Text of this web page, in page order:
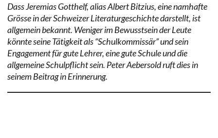
Dass Jeremias Gotthelf, alias Albert Bitzius, eine namhafte
Grösse in der Schweizer Literaturgeschichte darstellt, ist
allgemein bekannt. Weniger im Bewusstsein der Leute
könnte seine Tätigkeit als “Schulkommissär” und sein
Engagement für gute Lehrer, eine gute Schule und die
allgemeine Schulpflicht sein. Peter Aebersold ruft dies in
seinem Beitrag in Erinnerung.